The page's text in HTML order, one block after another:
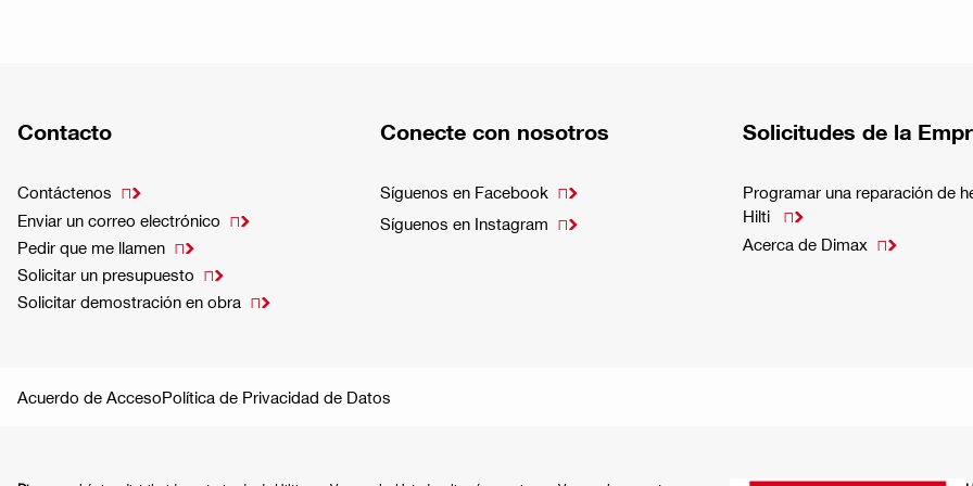
Contacto
Contáctenos 
Enviar un correo electrónico 
Pedir que me llamen 
Solicitar un presupuesto 
Solicitar demostración en obra 
Conecte con nosotros
Síguenos en Facebook 
Síguenos en Instagram 
Solicitudes de la
Programar una reparación de
Hilti

Acerca de Dimax 
Acuerdo de AccesoPolítica de Privacidad de Datos